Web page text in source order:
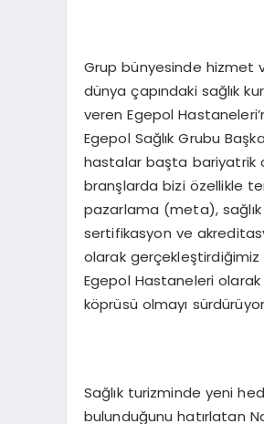
Grup bünyesinde hizmet
dünya çapındaki sağlık
veren Egepol
Egepol Sağlık Grubu
hastalar başta bariyatrik
branşlarda bizi özellikle
pazarlama (meta), sağlık
sertifikasyon ve
olarak
Egepol Hastaneleri olarak
köprüsü olmayı
Sağlık turizminde yeni
bulunduğunu hatırlatan